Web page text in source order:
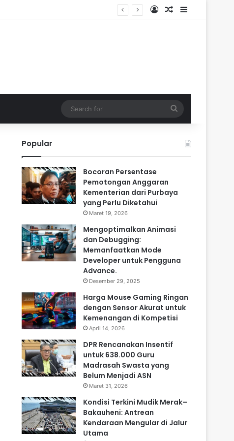
Log InRandom Article
Sidebar
for
Popular
Bocoran Persentase
Pemotongan Anggaran
Kementerian dari Purbaya
yang Perlu Diketahui
Maret 19, 2026
Mengoptimalkan Animasi
dan Debugging:
Memanfaatkan Mode
Developer untuk Pengguna
Advance.
Desember 29, 2025
Harga Mouse Gaming Ringan
dengan Sensor Akurat untuk
Kemenangan di Kompetisi
April 14, 2026
DPR Rencanakan Insentif
untuk 638.000 Guru
Madrasah Swasta yang
Belum Menjadi ASN
Maret 31, 2026
Kondisi Terkini Mudik Merak–
Bakauheni: Antrean
Kendaraan Mengular di Jalur
Utama